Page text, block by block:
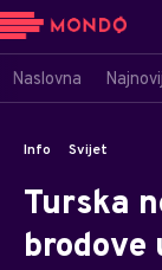
Naslovna
Info Svijet
Turska
brodove